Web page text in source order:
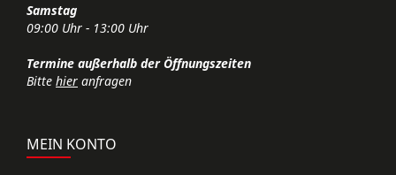
Samstag
09:00 Uhr - 13:00 Uhr
Termine außerhalb der Öffnungszeiten
Bitte hier anfragen
MEIN KONTO